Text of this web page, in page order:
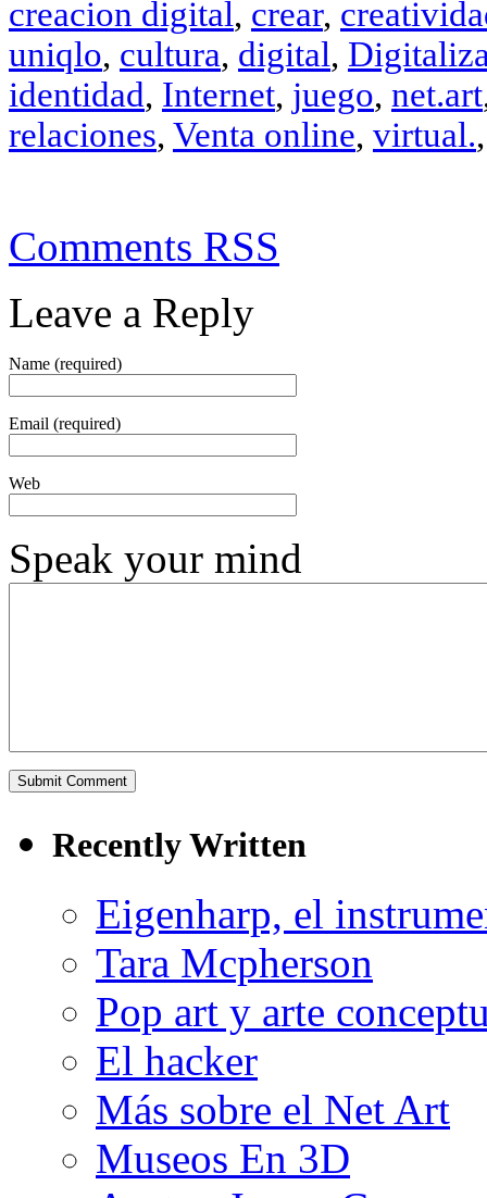
creacion digital, crear,
uniqlo, cultura, digital,
identidad, Internet, juego, net.art
relaciones, Venta online, virtual.
Comments RSS
Leave a Reply
Name (required)
Email (required)
Web
Speak your mind
Recently Written
Eigenharp, el
Tara Mcpherson
Pop art y arte
El hacker
Más sobre el Net Art
Museos En 3D